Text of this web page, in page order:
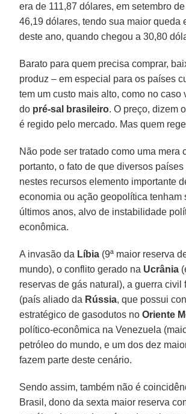
era de 111,87 dólares, em setembro
46,19 dólares, tendo sua maior queda
deste ano, quando chegou a 30,80
Barato para quem precisa comprar,
produz – em especial para os países
tem um custo mais alto, como no caso
do pré-sal brasileiro. O preço, dizem
é regido pelo mercado. Mas quem
Não pode ser tratado como uma mera
portanto, o fato de que diversos
nestes recursos elemento importante
economia ou ação geopolítica tenham
últimos anos, alvo de instabilidade
econômica.
A invasão da Líbia (9ª maior reserva
mundo), o conflito gerado na Ucrânia
reservas de gás natural), a guerra
(país aliado da Rússia, que possui
estratégico de gasodutos noOriente
político-econômica na Venezuela
petróleo do mundo, e um dos dez
fazem parte deste cenário.
Sendo assim, também não é
Brasil, dono da sexta maior reserva